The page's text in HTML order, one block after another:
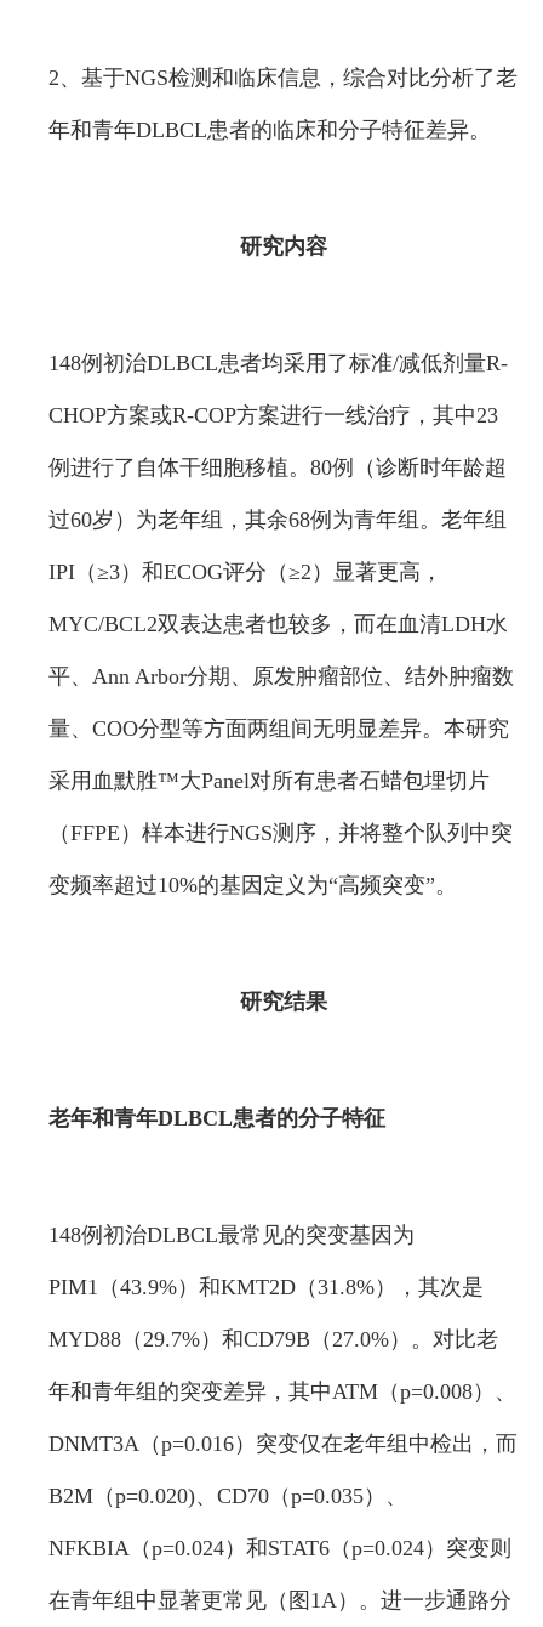
2、基于NGS检测和临床信息，综合对比分析了老
年和青年DLBCL患者的临床和分子特征差异。
研究内容
148例初治DLBCL患者均采用了标准/减低剂量R-
CHOP方案或R-COP方案进行一线治疗，其中23
例进行了自体干细胞移植。80例（诊断时年龄超
过60岁）为老年组，其余68例为青年组。老年组
IPI（≥3）和ECOG评分（≥2）显著更高，
MYC/BCL2双表达患者也较多，而在血清LDH水
平、Ann Arbor分期、原发肿瘤部位、结外肿瘤数
量、COO分型等方面两组间无明显差异。本研究
采用血默胜™大Panel对所有患者石蜡包埋切片
（FFPE）样本进行NGS测序，并将整个队列中突
变频率超过10%的基因定义为“高频突变”。
研究结果
老年和青年DLBCL患者的分子特征
148例初治DLBCL最常见的突变基因为
PIM1（43.9%）和KMT2D（31.8%），其次是
MYD88（29.7%）和CD79B（27.0%）。对比老
年和青年组的突变差异，其中ATM（p=0.008）、
DNMT3A（p=0.016）突变仅在老年组中检出，而
B2M（p=0.020)、CD70（p=0.035）、
NFKBIA（p=0.024）和STAT6（p=0.024）突变则
在青年组中显著更常见（图1A）。进一步通路分